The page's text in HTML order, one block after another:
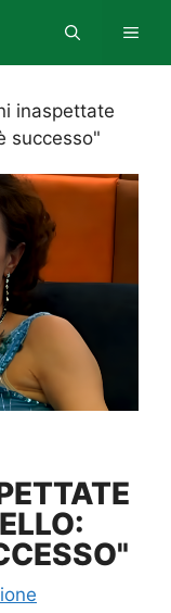
inaspettate
successo"